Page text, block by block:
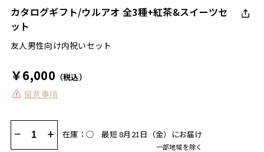
カタログギフト/ウルアオ 全3種+紅茶&スイーツセ
ット
友人男性向け内祝いセット
￥6,000 （税込）
留意事項
− + 在庫：◯ 最短 8月21日（金）にお届け
一部地域を除く